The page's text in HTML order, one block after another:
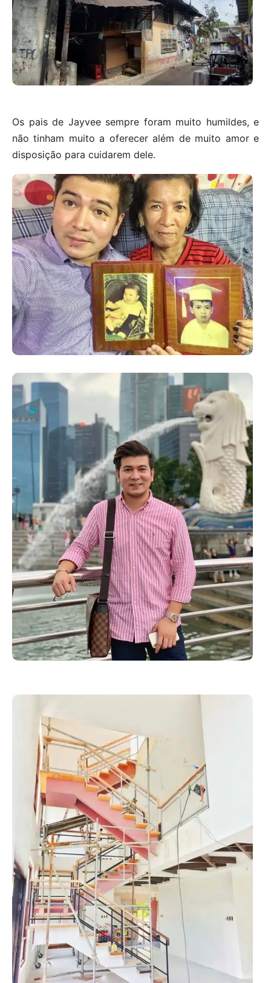
Os pais de Jayvee sempre foram muito humildes, e
não tinham muito a oferecer além de muito amor e
disposição para cuidarem dele.